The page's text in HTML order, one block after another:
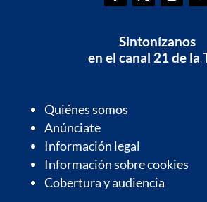
Sintonízanos
en el canal 21 de la
Quiénes somos
Anúnciate
Información legal
Información sobre cookies
Cobertura y audiencia